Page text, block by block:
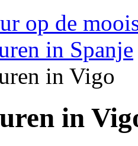
op de
in Spanje
in Vigo
in